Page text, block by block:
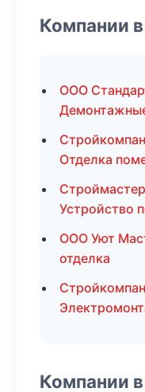
Компании
ООО
Отделка
Устройство
ООО Уют
отделка
Компании